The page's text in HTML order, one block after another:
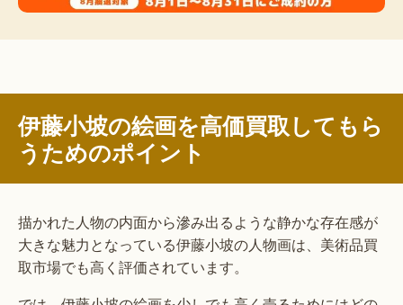
伊藤小坡の絵画を高価買取してもら
うためのポイント
描かれた人物の内面から滲み出るような静かな存在感が
大きな魅力となっている伊藤小坡の人物画は、美術品買
取市場でも高く評価されています。